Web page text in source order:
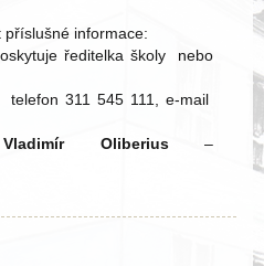
informace:
ředitelka školy nebo
311 545 111, e-mail
Oliberius–